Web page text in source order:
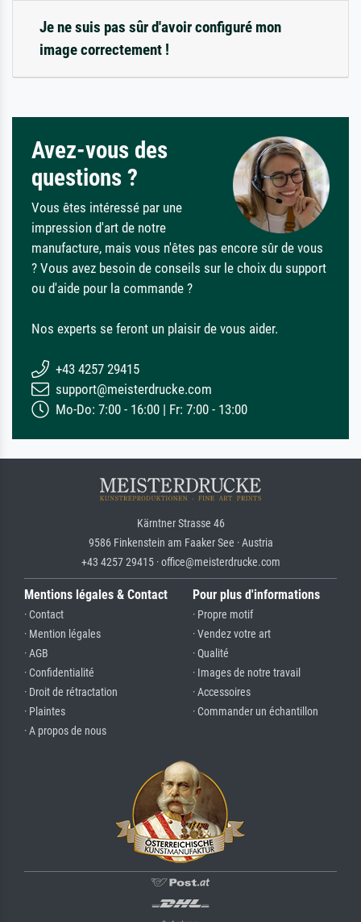
Je ne suis pas sûr d'avoir configuré mon
image correctement !
Avez-vous des
questions ?
Vous êtes intéressé par une
impression d'art de notre
manufacture, mais vous n'êtes pas encore sûr de vous
? Vous avez besoin de conseils sur le choix du support
ou d'aide pour la commande ?
Nos experts se feront un plaisir de vous aider.
+43 4257 29415
support@meisterdrucke.com
Mo-Do: 7:00 - 16:00 | Fr: 7:00 - 13:00
Kärntner Strasse 46
9586 Finkenstein am Faaker See · Austria
+43 4257 29415 · office@meisterdrucke.com
Mentions légales & Contact
· Contact
· Mention légales
· AGB
· Confidentialité
· Droit de rétractation
· Plaintes
· A propos de nous
Pour plus d'informations
· Propre motif
· Vendez votre art
· Qualité
· Images de notre travail
· Accessoires
· Commander un échantillon